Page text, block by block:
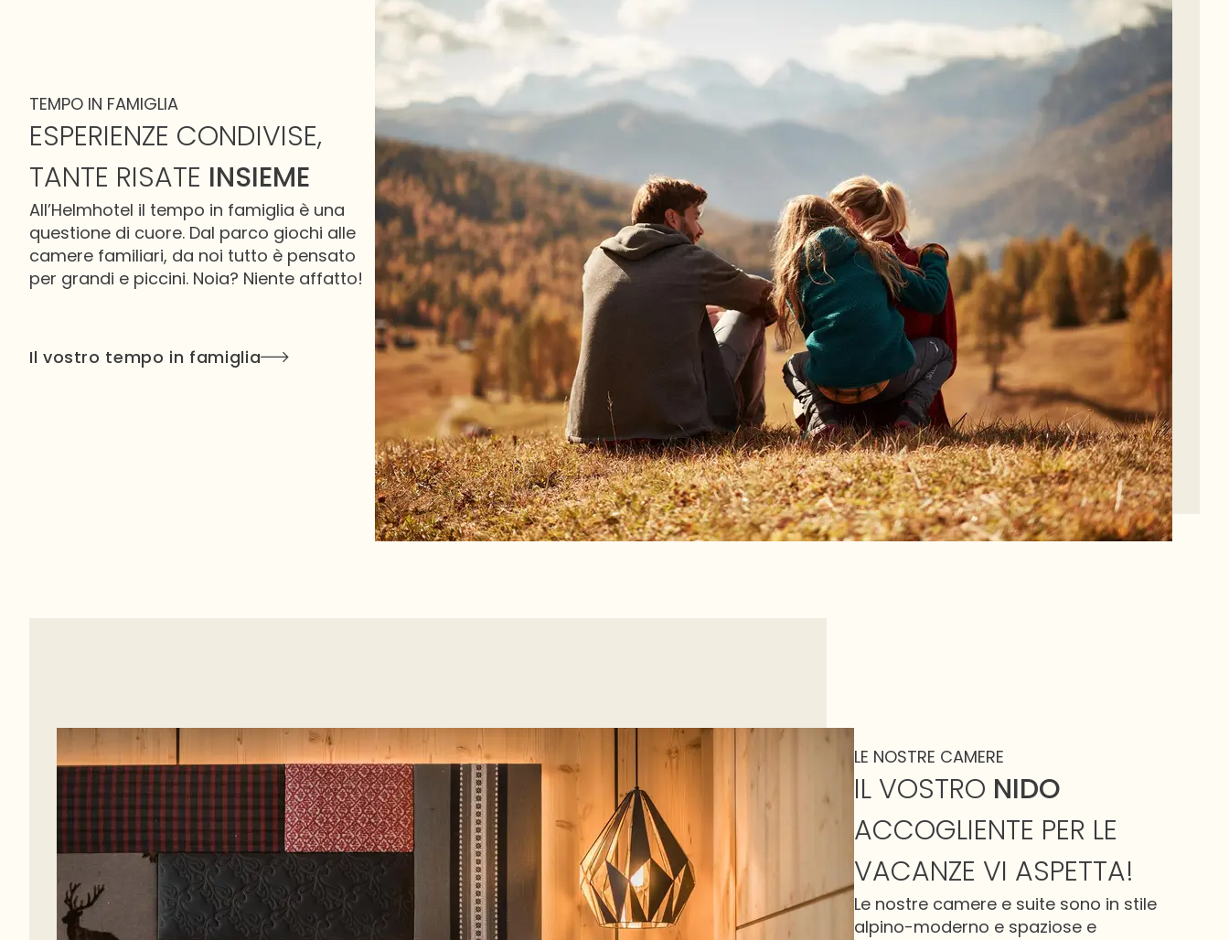
TEMPO IN FAMIGLIA
ESPERIENZE CONDIVISE,
TANTE RISATE INSIEME
All’Helmhotel il tempo in famiglia è una
questione di cuore. Dal parco giochi alle
camere familiari, da noi tutto è pensato
per grandi e piccini. Noia? Niente affatto!
Il vostro tempo in famiglia
LE NOSTRE CAMERE
IL VOSTRO NIDO
ACCOGLIENTE PER LE
VACANZE VI ASPETTA!
Le nostre camere e suite sono in stile
alpino-moderno e spaziose e